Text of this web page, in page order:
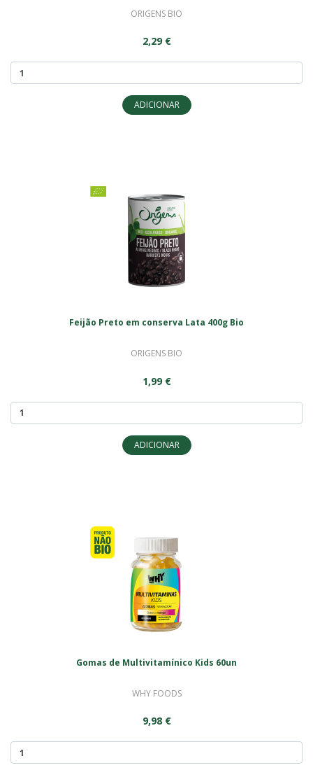
ORIGENS BIO
2,29 €
ADICIONAR
Feijão Preto em conserva Lata 400g Bio
ORIGENS BIO
1,99 €
ADICIONAR
Gomas de Multivitamínico Kids 60un
WHY FOODS
9,98 €